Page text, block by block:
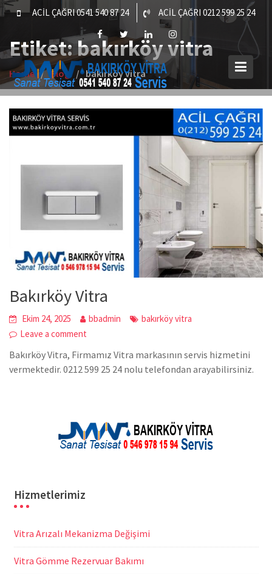
Skip
ACİL ÇAĞRI 0541 540 87 24 ACİL ÇAĞRI 0212 599 25 24
Etiket:bakırköy vitra
Home Blog bakırköy vitra
Bakırköy Vitra
Ekim 24, 2025 bbadmin
bakırköy vitra
Leave a comment
Bakırköy Vitra, Firmamız Vitra markasının servis hizmetini
vermektedir. 0212 599 25 24 nolu telefondan arayabilirsiniz.
Hizmetlerimiz
Vitra Arızalı Mekanizma Değişimi
Vitra Gömme Rezervuar Bakımı